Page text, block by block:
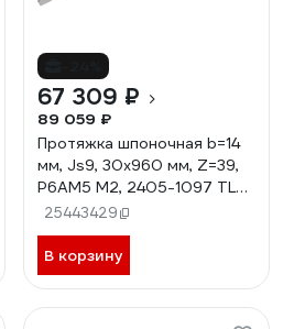
67 309 ₽
89 059 ₽
Протяжка шпоночная b=14
мм, Js9, 30x960 мм, Z=39,
Р6АМ5 М2, 2405-1097 TLX
70623
25443429
В корзину